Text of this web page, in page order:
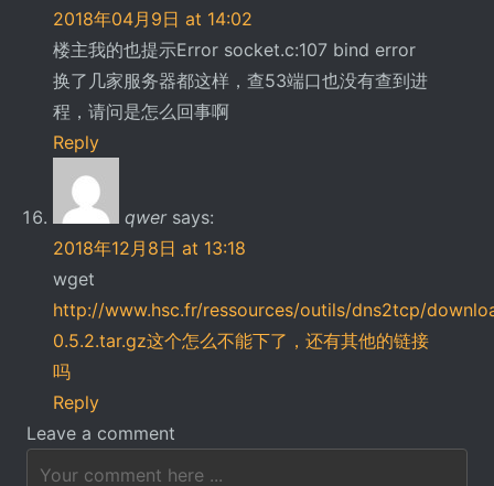
2018年04月9日 at 14:02
楼主我的也提示Error socket.c:107 bind error
换了几家服务器都这样，查53端口也没有查到进
程，请问是怎么回事啊
Reply
qwer says:
2018年12月8日 at 13:18
wget
http://www.hsc.fr/ressources/outils/dns2tcp/
0.5.2.tar.gz这个怎么不能下了，还有其他的链接
吗
Reply
Leave a comment